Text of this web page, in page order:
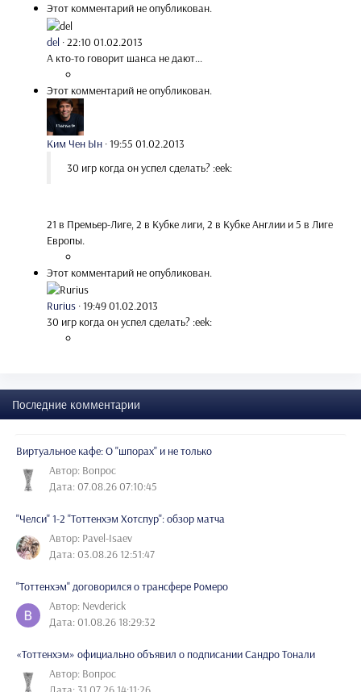
Этот комментарий не опубликован.
del ·22:10 01.02.2013
А кто-то говорит шанса не дают...
Этот комментарий не опубликован.
Ким Чен Ын ·19:55 01.02.2013
30 игр когда он успел сделать? :eek:
21 в Премьер-Лиге, 2 в Кубке лиги, 2 в Кубке Англии и 5 в Лиге
Европы.
Этот комментарий не опубликован.
Rurius ·19:49 01.02.2013
30 игр когда он успел сделать? :eek:
Последние комментарии
Виртуальное кафе: О "шпорах" и не только
Автор: Вопрос
Дата: 07.08.26 07:10:45
"Челси" 1-2 "Тоттенхэм Хотспур": обзор матча
Автор: Pavel-Isaev
Дата: 03.08.26 12:51:47
"Тоттенхэм" договорился о трансфере Ромеро
Автор: Nevderick
Дата: 01.08.26 18:29:32
«Тоттенхэм» официально объявил о подписании Сандро Тонали
Автор: Вопрос